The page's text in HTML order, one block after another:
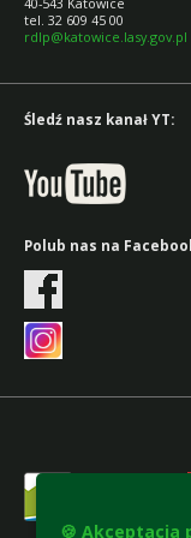
tel. 32 609 45 00
rdlp@katowice.lasy.gov.pl
Śledź nasz kanał YT:
Polub nas na
🍪 Akceptacja